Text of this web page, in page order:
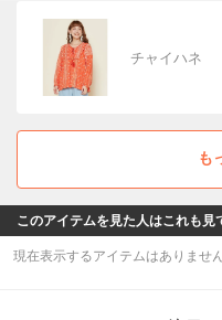
チャイハネ
も
このアイテムを見た人はこれも見
現在表示するアイテムはありません